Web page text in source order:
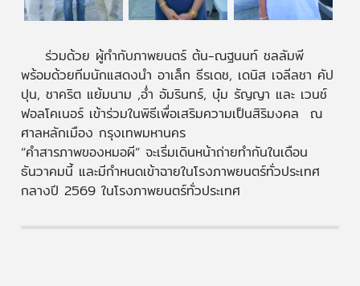
ร่วมด้วย ผู้กำกับภาพยนตร์ ต้น-ณฐนนท์ ชลลัมพี
พร้อมด้วยทีมนักแสดงนำ อาเล็ก ธีรเดช, เดนิส เจลีลชา คัป
ปุน, ชาคริต แย้มนาม ,อ่ำ อัมรินทร์, บุ๋ม รัญญา และ เวนช์
ฟอลโคเนอร์ เข้าร่วมในพิธีเพื่อเสริมความเป็นสิริมงคล ณ
ศาลหลักเมือง กรุงเทพมหานคร
“คำสารภาพของหมอผี” จะเริ่มเดินหน้าถ่ายทำกันในเดือน
ธันวาคมนี้ และมีกำหนดเข้าฉายในโรงภาพยนตร์ทั่วประเทศ
กลางปี 2569 ในโรงภาพยนตร์ทั่วประเทศ